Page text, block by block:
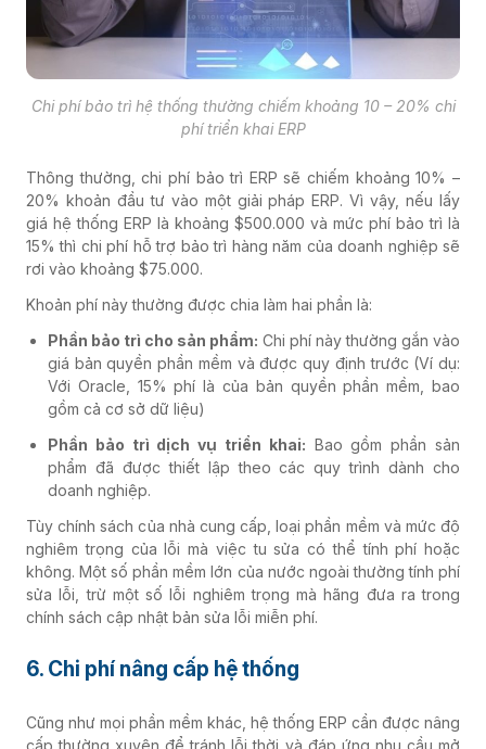
Chi phí bảo trì hệ thống thường chiếm khoảng 10 – 20% chi
phí triển khai ERP
Thông thường, chi phí bảo trì ERP sẽ chiếm khoảng 10% –
20% khoản đầu tư vào một giải pháp ERP. Vì vậy, nếu lấy
giá hệ thống ERP là khoảng $500.000 và mức phí bảo trì là
15% thì chi phí hỗ trợ bảo trì hàng năm của doanh nghiệp sẽ
rơi vào khoảng $75.000.
Khoản phí này thường được chia làm hai phần là:
Phần bảo trì cho sản phẩm: Chi phí này thường gắn vào
giá bản quyền phần mềm và được quy định trước (Ví dụ:
Với Oracle, 15% phí là của bản quyền phần mềm, bao
gồm cả cơ sở dữ liệu)
Phần bảo trì dịch vụ triển khai: Bao gồm phần sản
phẩm đã được thiết lập theo các quy trình dành cho
doanh nghiệp.
Tùy chính sách của nhà cung cấp, loại phần mềm và mức độ
nghiêm trọng của lỗi mà việc tu sửa có thể tính phí hoặc
không. Một số phần mềm lớn của nước ngoài thường tính phí
sửa lỗi, trừ một số lỗi nghiêm trọng mà hãng đưa ra trong
chính sách cập nhật bản sửa lỗi miễn phí.
6. Chi phí nâng cấp hệ thống
Cũng như mọi phần mềm khác, hệ thống ERP cần được nâng